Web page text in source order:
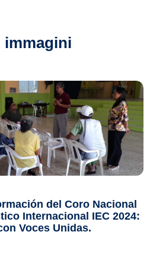
immagini
del Coro Nacional
Internacional IEC 2024:
Voces Unidas.